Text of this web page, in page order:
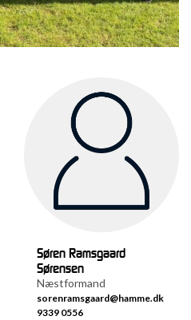
Søren Ramsgaard
Sørensen
Næstformand
sorenramsgaard@hamme.dk
9339 0556